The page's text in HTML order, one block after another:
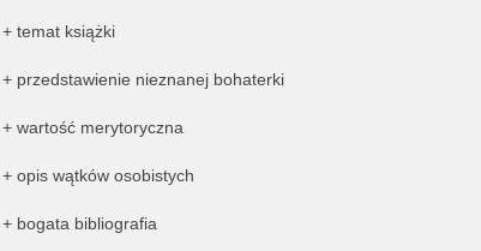
+ temat książki
+ przedstawienie nieznanej bohaterki
+ wartość merytoryczna
+ opis wątków osobistych
+ bogata bibliografia